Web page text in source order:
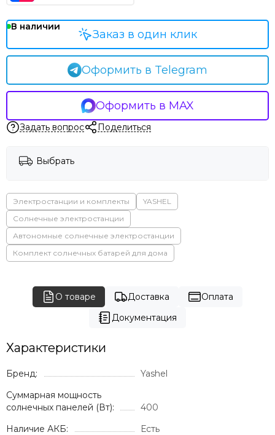
В наличии
Оформить в Telegram
Оформить в MAX
Заказ в один клик
Задать вопрос Поделиться
Выбрать
Электростанции и комплекты
YASHEL
Солнечные электростанции
Автономные солнечные электростанции
Комплект солнечных батарей для дома
О товаре Доставка
Оплата
Документация
Характеристики
Бренд:
Yashel
Суммарная мощность
солнечных панелей (Вт):
400
Наличие АКБ:
Есть